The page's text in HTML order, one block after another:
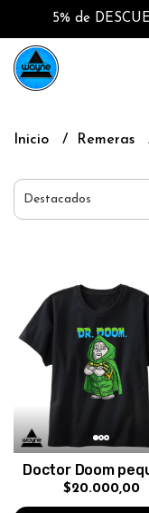
5% de
Inicio Remeras
Doctor Doom
$20.000,00